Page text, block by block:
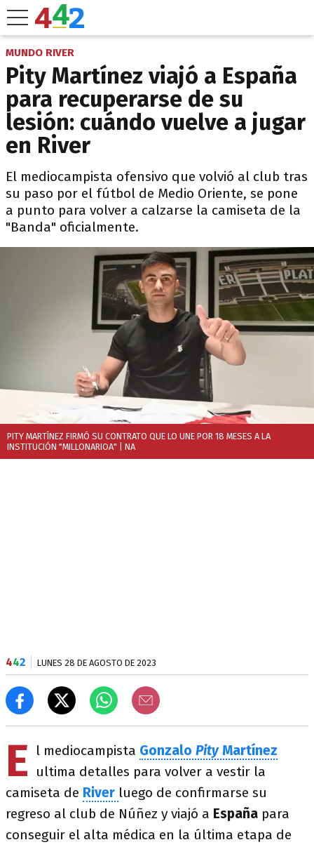
MUNDO RIVER
Pity Martínez viajó a España
para recuperarse de su
lesión: cuándo vuelve a jugar
en River
El mediocampista ofensivo que volvió al club tras
su paso por el fútbol de Medio Oriente, se pone
a punto para volver a calzarse la camiseta de la
"Banda" oficialmente.
PITY MARTÍNEZ FIRMÓ SU CONTRATO QUE LO UNE POR 18 MESES A LA
INSTITUCIÓN "MILLONARIOA" | NA
442 LUNES 28 DE AGOSTO DE 2023
E l mediocampista Gonzalo PityMartínez
ultima detalles para volver a vestir la
camiseta de River luego de confirmarse su
regreso al club de Núñez y viajó a España para
conseguir el alta médica en la última etapa de